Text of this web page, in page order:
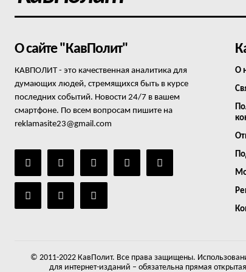
О сайте "КавПолит"
КАВПОЛИТ - это качественная аналитика для
думающих людей, стремящихся быть в курсе
последних событий. Новости 24/7 в вашем
смартфоне. По всем вопросам пишите на
reklamasite23@gmail.com
О
© 2011-2022 КавПолит. Все права защищены.
для интернет-изданий – обязательна прямая